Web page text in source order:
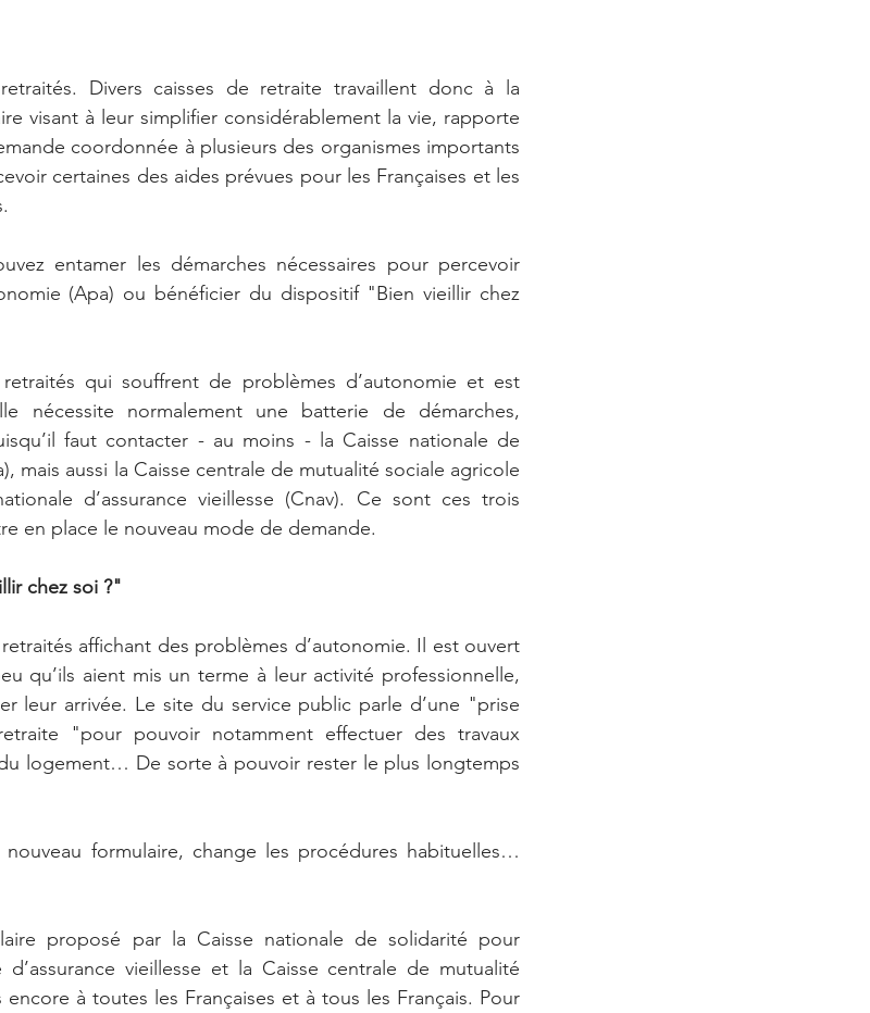
Divers caisses de retraite travaillent donc à la
visant à leur simplifier considérablement la vie, rapporte
coordonnée à plusieurs des organismes importants
certaines des aides prévues pour les Françaises et les
entamer les démarches nécessaires pour percevoir
(Apa) ou bénéficier du dispositif "Bien vieillir chez
qui souffrent de problèmes d’autonomie et est
nécessite normalement une batterie de démarches,
faut contacter - au moins - la Caisse nationale de
mais aussi la Caisse centrale de mutualité sociale agricole
d’assurance vieillesse (Cnav). Ce sont ces trois
en place le nouveau mode de demande.
chez soi ?"
affichant des problèmes d’autonomie. Il est ouvert
qu’ils aient mis un terme à leur activité professionnelle,
leur arrivée. Le site du service public parle d’une "prise
"pour pouvoir notamment effectuer des travaux
logement… De sorte à pouvoir rester le plus longtemps
nouveau formulaire, change les procédures habituelles…
proposé par la Caisse nationale de solidarité pour
d’assurance vieillesse et la Caisse centrale de mutualité
à toutes les Françaises et à tous les Français. Pour